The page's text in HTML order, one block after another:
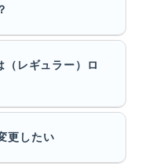
（レギュラー）ロ
更したい